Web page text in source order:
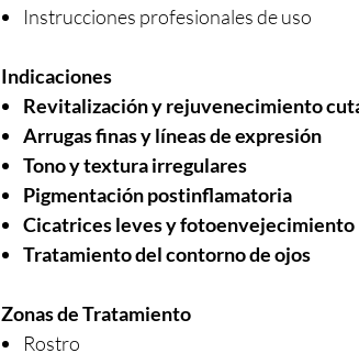
Instrucciones profesionales de uso
Indicaciones
Revitalización y rejuvenecimiento
Arrugas finas y líneas de expresión
Tono y textura irregulares
Pigmentación postinflamatoria
Cicatrices leves y fotoenvejecimiento
Tratamiento del contorno de ojos
Zonas de Tratamiento
Rostro